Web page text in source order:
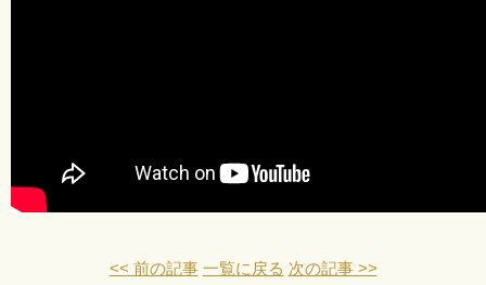
<< 前の記事 一覧に戻る 次の記事 >>